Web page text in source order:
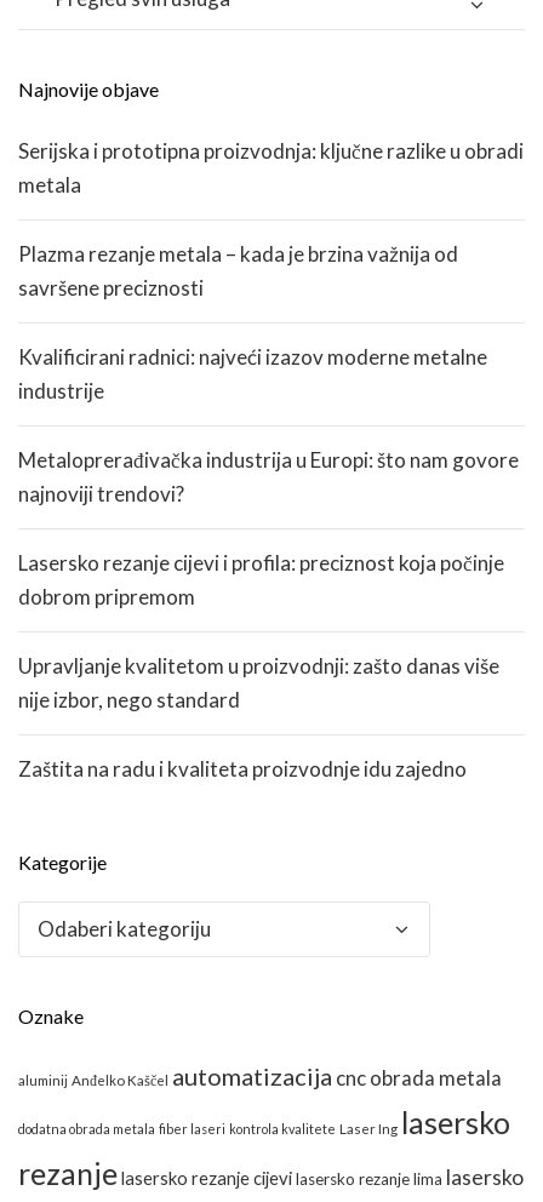
Najnovije objave
Serijska i prototipna proizvodnja: ključne razlike u obradi
metala
Plazma rezanje metala – kada je brzina važnija od
savršene preciznosti
Kvalificirani radnici: najveći izazov moderne metalne
industrije
Metaloprerađivačka industrija u Europi: što nam govore
najnoviji trendovi?
Lasersko rezanje cijevi i profila: preciznost koja počinje
dobrom pripremom
Upravljanje kvalitetom u proizvodnji: zašto danas više
nije izbor, nego standard
Zaštita na radu i kvaliteta proizvodnje idu zajedno
Kategorije
Kategorije
Oznake
aluminij Anđelko Kaščel automatizacija cnc obrada metala
dodatna obrada metala fiber laseri kontrola kvalitete Laser Ing lasersko
rezanjelasersko rezanje cijevilasersko rezanje lima lasersko